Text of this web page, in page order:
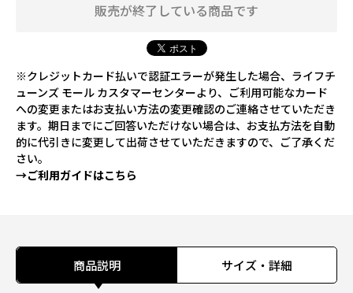
販売が終了している商品です
※クレジットカード払いで認証エラーが発生した場合、ライフチ
ューンズ モール カスタマーセンターより、ご利用可能なカード
への変更またはお支払い方法の変更確認のご連絡させていただき
ます。期日までにご回答いただけない場合は、お支払方法を自動
的に代引きに変更して出荷させていただきますので、ご了承くだ
さい。
→ご利用ガイドはこちら
商品説明 サイズ・詳細